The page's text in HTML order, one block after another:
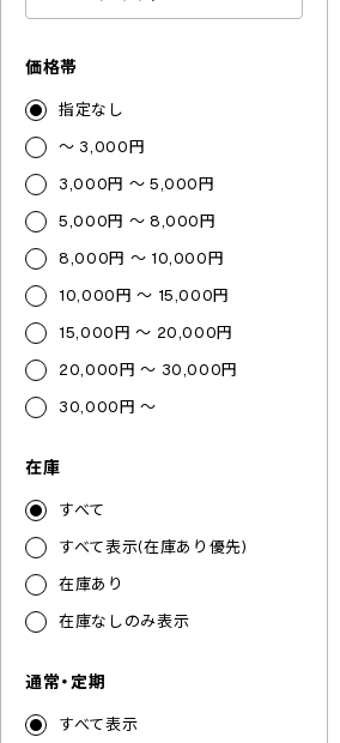
価格帯
指定なし
～ 3,000円
3,000円 ～ 5,000円
5,000円 ～ 8,000円
8,000円 ～ 10,000円
10,000円 ～ 15,000円
15,000円 ～ 20,000円
20,000円 ～ 30,000円
30,000円 ～
在庫
すべて
すべて表示(在庫あり優先)
在庫あり
在庫なしのみ表示
通常・定期
すべて表示